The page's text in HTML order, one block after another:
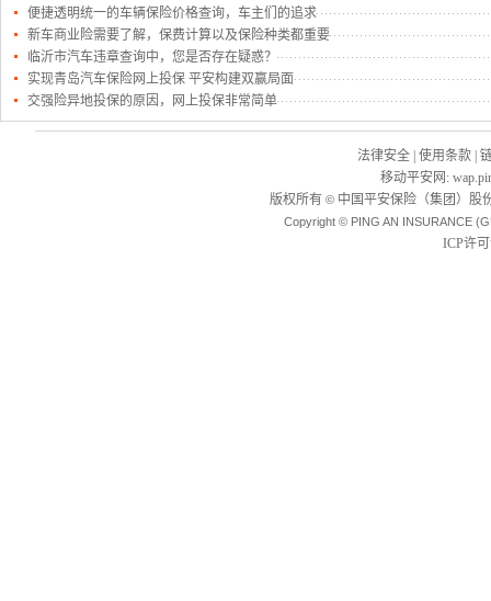
便捷透明统一的车辆保险价格查询，车主们的追求
新车商业险需要了解，保费计算以及保险种类都重要
临沂市汽车违章查询中，您是否存在疑惑？
实现青岛汽车保险网上投保 平安构建双赢局面
交强险异地投保的原因，网上投保非常简单
法律安全 使用条款
移动平安网 :
版权所有 ©中国平安保险（集团）股
Copyright © PING AN INSURANCE
ICP许